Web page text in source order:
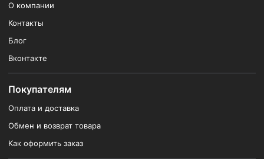
О компании
Контакты
Блог
Вконтакте
Покупателям
Оплата и доставка
Обмен и возврат товара
Как оформить заказ